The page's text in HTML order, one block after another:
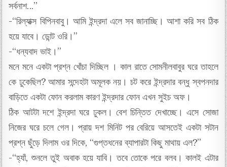
সর্বনাশ…”
-“রিল্যাক্স বিপিনবাবু। আমি ইন্দ্রদা এলে সব জানাচ্ছি। আশা করি সব ঠিক
হয়ে যাবে। ডোন্ট ওরি।”
-“ধন্যবাদ ভাই।”
মনে মনে একটা প্রশ্ন খোঁচা দিচ্ছিল । কাল রাতে সোমনীলবাবুর ঘরে তাহলে
কে ঢুকেছিল? আমার সন্দেহটা অমূলক নয়। চট করে ইন্দ্রদার বন্ধু স্বপনদার
বাড়িতে একটা ফোন করলাম কারণ ইন্দ্রদার ফোন এখন সুইচ অফ।
ঠিক আটটা দশে ইন্দ্রদা ঘরে ঢুকল। বেশ চিন্তিত দেখাচ্ছে। এসে সোজা
নিজের ঘরে চলে গেল। প্রায় দশ মিনিট পর বেরিয়ে আসতেই একটা সটান
প্রশ্ন ছুঁড়ে দিলাম ওর দিকে, “গুপ্তধনের ব্যাপারটা কিছু মাথায় এল?”
-“হ্যাঁ, শুনলে তুই অবাক হয়ে যাবি। তবে তোকে পরে বলব। কালই এটার